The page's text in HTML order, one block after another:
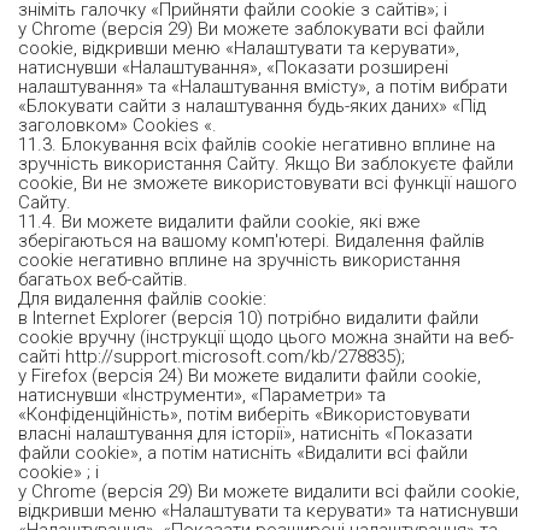
зніміть галочку «Прийняти файли cookie з сайтів»; і
у Chrome (версія 29) Ви можете заблокувати всі файли
cookie, відкривши меню «Налаштувати та керувати»,
натиснувши «Налаштування», «Показати розширені
налаштування» та «Налаштування вмісту», а потім вибрати
«Блокувати сайти з налаштування будь-яких даних» «Під
заголовком» Cookies «.
11.3. Блокування всіх файлів cookie негативно вплине на
зручність використання Сайту. Якщо Ви заблокуєте файли
cookie, Ви не зможете використовувати всі функції нашого
Сайту.
11.4. Ви можете видалити файли cookie, які вже
зберігаються на вашому комп'ютері. Видалення файлів
cookie негативно вплине на зручність використання
багатьох веб-сайтів.
Для видалення файлів cookie:
в Internet Explorer (версія 10) потрібно видалити файли
cookie вручну (інструкції щодо цього можна знайти на веб-
сайті http://support.microsoft.com/kb/278835);
у Firefox (версія 24) Ви можете видалити файли cookie,
натиснувши «Інструменти», «Параметри» та
«Конфіденційність», потім виберіть «Використовувати
власні налаштування для історії», натисніть «Показати
файли cookie», а потім натисніть «Видалити всі файли
cookie» ; і
у Chrome (версія 29) Ви можете видалити всі файли cookie,
відкривши меню «Налаштувати та керувати» та натиснувши